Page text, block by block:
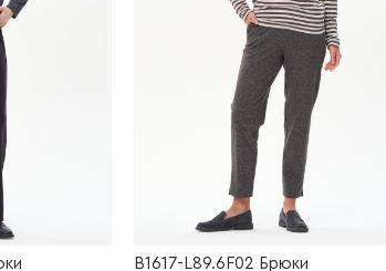
B1617-L89.6F02 Брюки